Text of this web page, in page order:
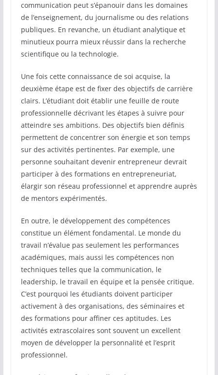
communication peut s’épanouir dans les domaines
de l’enseignement, du journalisme ou des relations
publiques. En revanche, un étudiant analytique et
minutieux pourra mieux réussir dans la recherche
scientifique ou la technologie.
Une fois cette connaissance de soi acquise, la
deuxième étape est de fixer des objectifs de carrière
clairs. L’étudiant doit établir une feuille de route
professionnelle décrivant les étapes à suivre pour
atteindre ses ambitions. Des objectifs bien définis
permettent de concentrer son énergie et son temps
sur des activités pertinentes. Par exemple, une
personne souhaitant devenir entrepreneur devrait
participer à des formations en entrepreneuriat,
élargir son réseau professionnel et apprendre auprès
de mentors expérimentés.
En outre, le développement des compétences
constitue un élément fondamental. Le monde du
travail n’évalue pas seulement les performances
académiques, mais aussi les compétences non
techniques telles que la communication, le
leadership, le travail en équipe et la pensée critique.
C’est pourquoi les étudiants doivent participer
activement à des organisations, des séminaires et
des formations pour affiner ces aptitudes. Les
activités extrascolaires sont souvent un excellent
moyen de développer la personnalité et l’esprit
professionnel.